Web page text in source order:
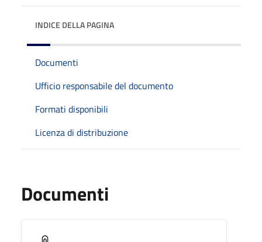
INDICE DELLA PAGINA
Documenti
Ufficio responsabile del documento
Formati disponibili
Licenza di distribuzione
Documenti